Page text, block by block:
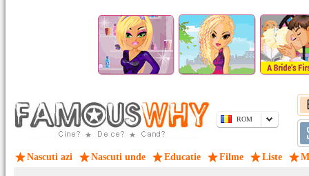
ROM
Nascuti azi Nascuti unde Educatie Filme Liste